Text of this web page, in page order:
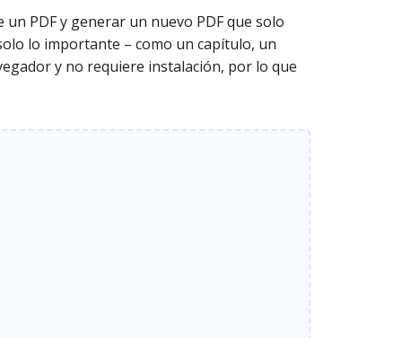
PDF y generar un nuevo PDF que solo
lo importante – como un capítulo, un
y no requiere instalación, por lo que